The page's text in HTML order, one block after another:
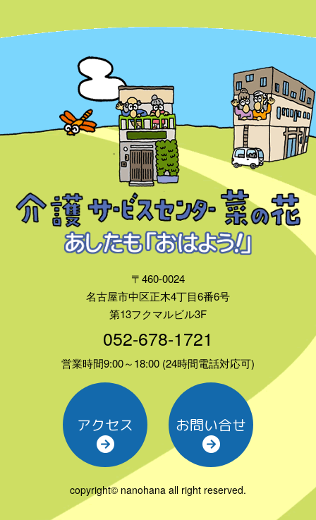
〒460-0024
名古屋市中区正木4丁目6番6号
第13フクマルビル3F
052-678-1721
営業時間9:00～18:00 (24時間電話対応可)
アクセス お問い合せ
copyright© nanohana all right reserved.